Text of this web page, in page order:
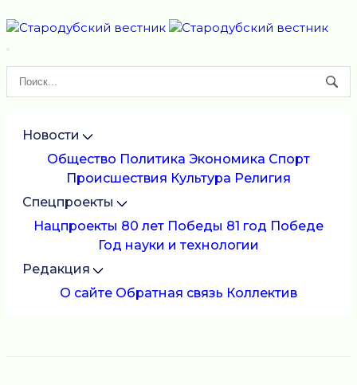
Новости
Общество Политика Экономика Спорт
Происшествия Культура Религия
Спецпроекты
Нацпроекты 80 лет Победы 81 год Победе
Год науки и технологии
Редакция
О сайте Обратная связь Коллектив